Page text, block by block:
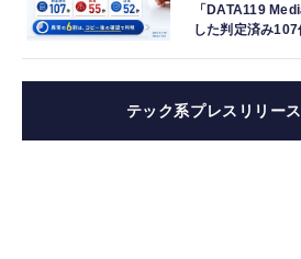
「DATA119
した判定済み
テック系プレスリリー